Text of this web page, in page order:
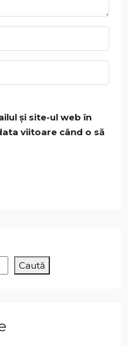
și site-ul web în
viitoare când o să
Caută